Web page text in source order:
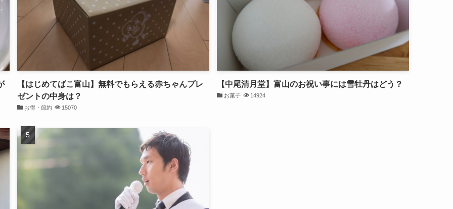
【はじめてばこ富山】無料でもらえる赤ちゃんプレ
ゼントの中身は？
お得・節約 15070
【中尾清月堂】富山のお祝い事には雪牡丹はどう？
お菓子 14924